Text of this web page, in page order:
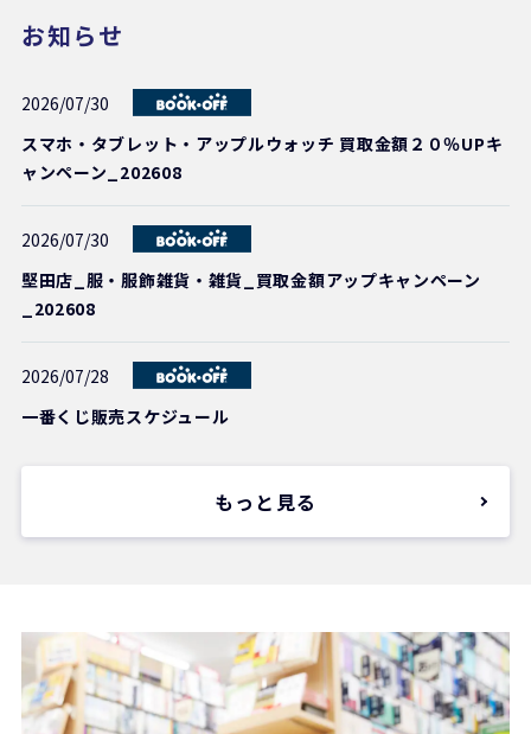
お知らせ
2026/07/30
スマホ・タブレット・アップルウォッチ 買取金額２０％UPキ
ャンペーン_202608
2026/07/30
堅田店_服・服飾雑貨・雑貨_買取金額アップキャンペーン
_202608
2026/07/28
一番くじ販売スケジュール
もっと見る